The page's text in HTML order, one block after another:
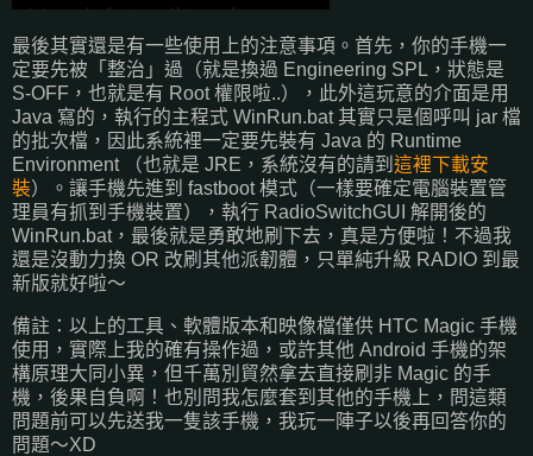
最後其實還是有一些使用上的注意事項。首先，你的手機一
定要先被「整治」過（就是換過 Engineering SPL，狀態是
S-OFF，也就是有 Root 權限啦..），此外這玩意的介面是用
Java 寫的，執行的主程式 WinRun.bat 其實只是個呼叫 jar 檔
的批次檔，因此系統裡一定要先裝有 Java 的 Runtime
Environment （也就是 JRE，系統沒有的請到 這裡下載安
裝）。讓手機先進到 fastboot 模式（一樣要確定電腦裝置管
理員有抓到手機裝置），執行 RadioSwitchGUI 解開後的
WinRun.bat，最後就是勇敢地刷下去，真是方便啦！不過我
還是沒動力換 OR 改刷其他派韌體，只單純升級 RADIO 到最
新版就好啦～
備註：以上的工具、軟體版本和映像檔僅供 HTC Magic 手機
使用，實際上我的確有操作過，或許其他 Android 手機的架
構原理大同小異，但千萬別貿然拿去直接刷非 Magic 的手
機，後果自負啊！也別問我怎麼套到其他的手機上，問這類
問題前可以先送我一隻該手機，我玩一陣子以後再回答你的
問題～XD